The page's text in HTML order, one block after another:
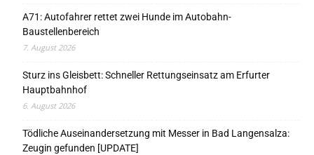
A71: Autofahrer rettet zwei Hunde im Autobahn-
Baustellenbereich
7. August 2026
Sturz ins Gleisbett: Schneller Rettungseinsatz am Erfurter
Hauptbahnhof
6. August 2026
Tödliche Auseinandersetzung mit Messer in Bad Langensalza:
Zeugin gefunden [UPDATE]